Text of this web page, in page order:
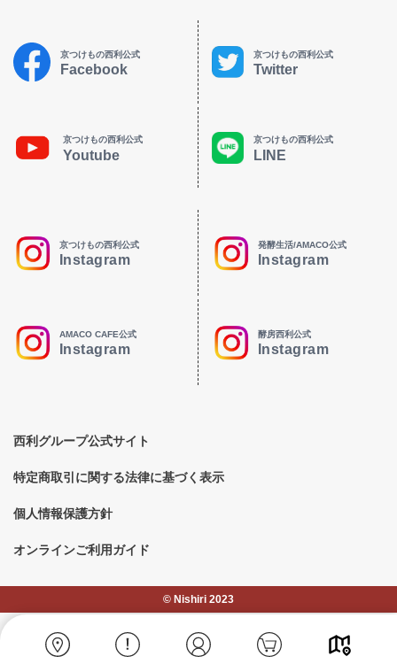
京つけもの西利公式
Facebook
京つけもの西利公式
Twitter
京つけもの西利公式
Youtube
京つけもの西利公式
LINE
京つけもの西利公式
Instagram
発酵生活/AMACO公式
Instagram
AMACO CAFE公式
Instagram
酵房西利公式
Instagram
西利グループ公式サイト
特定商取引に関する法律に基づく表示
個人情報保護方針
オンラインご利用ガイド
©︎ Nishiri 2023